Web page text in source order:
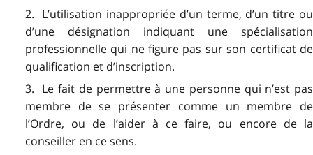
2. L’utilisation inappropriée d’un terme, d’un titre ou
d’une désignation indiquant une spécialisation
professionnelle qui ne figure pas sur son certificat de
qualification et d’inscription.
3. Le fait de permettre à une personne qui n’est pas
membre de se présenter comme un membre de
l’Ordre, ou de l’aider à ce faire, ou encore de la
conseiller en ce sens.